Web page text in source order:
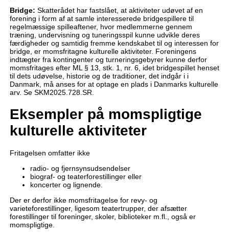
Bridge: Skatterådet har fastslået, at aktiviteter udøvet af en
forening i form af at samle interesserede bridgespillere til
regelmæssige spilleaftener, hvor medlemmerne gennem
træning, undervisning og tuneringsspil kunne udvikle deres
færdigheder og samtidig fremme kendskabet til og interessen for
bridge, er momsfritagne kulturelle aktiviteter. Foreningens
indtægter fra kontingenter og turneringsgebyrer kunne derfor
momsfritages efter ML § 13, stk. 1, nr. 6, idet bridgespillet henset
til dets udøvelse, historie og de traditioner, det indgår i i
Danmark, må anses for at optage en plads i Danmarks kulturelle
arv. Se SKM2025.728.SR.
Eksempler på momspligtige
kulturelle aktiviteter
Fritagelsen omfatter ikke
radio- og fjernsynsudsendelser
biograf- og teaterforestillinger eller
koncerter og lignende.
Der er derfor ikke momsfritagelse for revy- og
varieteforestillinger, ligesom teatertrupper, der afsætter
forestillinger til foreninger, skoler, biblioteker m.fl., også er
momspligtige.